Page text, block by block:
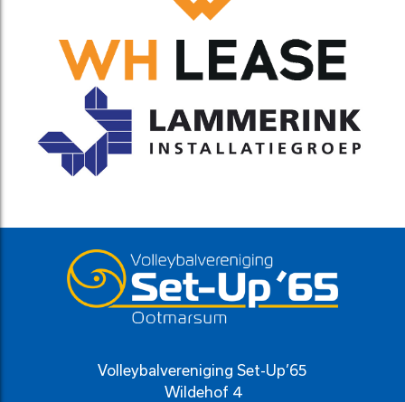
Volleybalvereniging Set-Up’65
Wildehof 4